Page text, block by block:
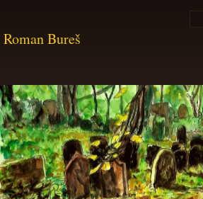
Roman Bureš